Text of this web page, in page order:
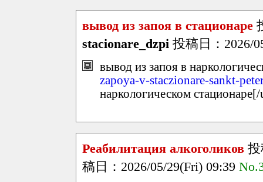
вывод из запоя в стационаре
stacionare_dzpi 投稿日：2026/
вывод из запоя в
zapoya-v-staczionare-sankt-
наркологическом
Реабилитация алкоголиков
稿日：2026/05/29(Fri) 09:39